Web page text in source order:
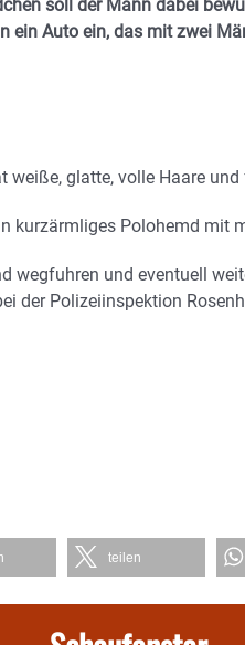
soll der Mann dabei
ein Auto ein, das mit zwei
glatte, volle Haare
kurzärmliges Polohemd mit
wegfuhren und eventuell
der Polizeiinspektion
teilen